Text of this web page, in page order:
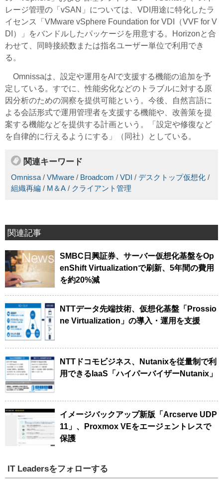
レージ管理の「vSAN」については、VDI用途に特化したラ
イセンス「VMware vSphere Foundation for VDI（VVF for V
DI）」をバンドルしたパッケージを用意する。Horizonと合
わせて、同時接続数または指名ユーザー単位で利用でき
る。
Omnissaは、設定や運用をAIで支援する機能の追加を予
定している。すでに、性能劣化などのトラブルに対する原
因分析のための洞察を提供可能という。今後、自然言語に
よる会話形式で運用管理者を支援する機能や、改善策を提
案する機能などを提供する計画という。「設定や修復など
を自律的に行えるようにする」（同社）としている。
関連キーワード
Omnissa/ VMware / Broadcom / VDI / デスクトップ仮想化 /
組織再編 / M＆A / クライアント管理
関連記事
SMBC日興証券、サーバー仮想化基盤をOp
enShift Virtualizationで刷新、5年間の費用
を約20%減
NTTデータ先端技術、仮想化基盤「Prossio
ne Virtualization」の導入・運用を支援
NTTドコモビジネス、Nutanixを従量制で利
用できるIaaS「ハイパーバイザーNutanix」
イメージバックアップ新版「Arcserve UDP
11」、Proxmox VEをエージェントレスで
保護
IT Leadersをフォローする